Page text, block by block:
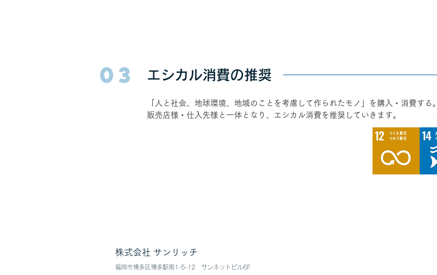
03 エシカル消費の推奨
「人と社会、地球環境、地域のことを考慮して作られたモノ」を購入・消費する。
販売店様・仕入先様と一体となり、エシカル消費を推奨していきます。
株式会社 サンリッチ
福岡市博多区博多駅南1-5-12​ ​サンネットビル6F